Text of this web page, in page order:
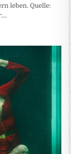
leben. Quelle: